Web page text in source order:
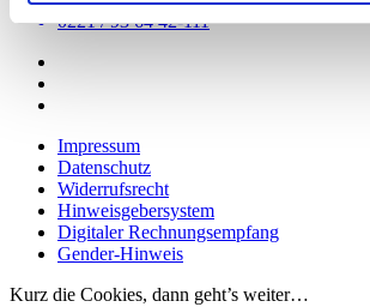
0221 / 93 64 42-111
Impressum
Datenschutz
Widerrufsrecht
Hinweisgebersystem
Digitaler Rechnungsempfang
Gender-Hinweis
Kurz die Cookies, dann geht’s weiter…